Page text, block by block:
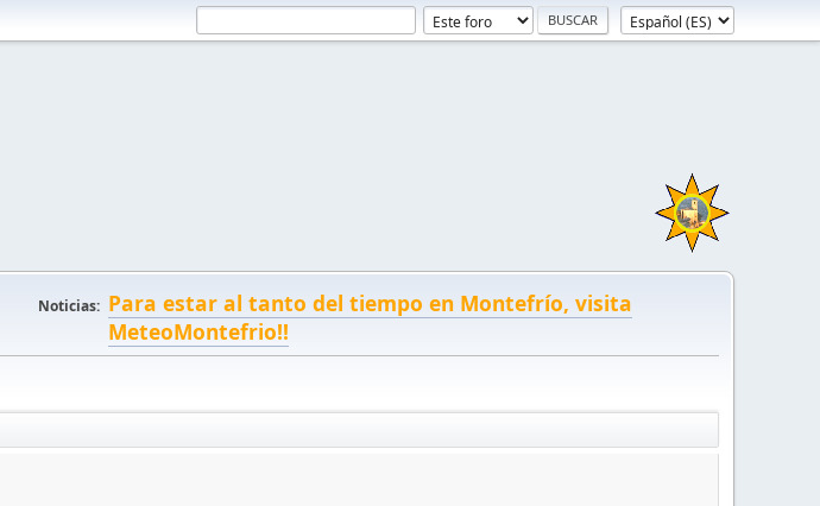
Noticias: Para estar al tanto del tiempo en Montefrío, visita
MeteoMontefrio!!